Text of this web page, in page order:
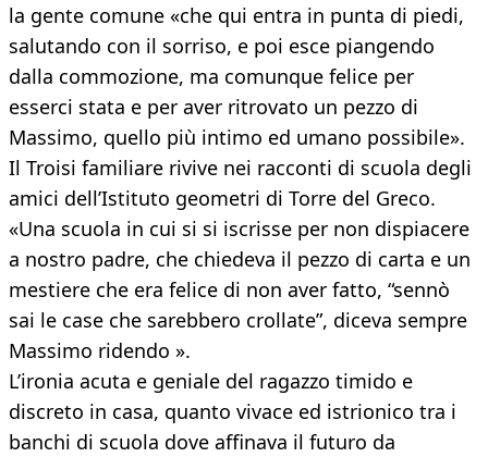
la gente comune «che qui entra in punta di piedi,
salutando con il sorriso, e poi esce piangendo
dalla commozione, ma comunque felice per
esserci stata e per aver ritrovato un pezzo di
Massimo, quello più intimo ed umano possibile».
Il Troisi familiare rivive nei racconti di scuola degli
amici dell’Istituto geometri di Torre del Greco.
«Una scuola in cui si si iscrisse per non dispiacere
a nostro padre, che chiedeva il pezzo di carta e un
mestiere che era felice di non aver fatto, “sennò
sai le case che sarebbero crollate”, diceva sempre
Massimo ridendo ».
L’ironia acuta e geniale del ragazzo timido e
discreto in casa, quanto vivace ed istrionico tra i
banchi di scuola dove affinava il futuro da